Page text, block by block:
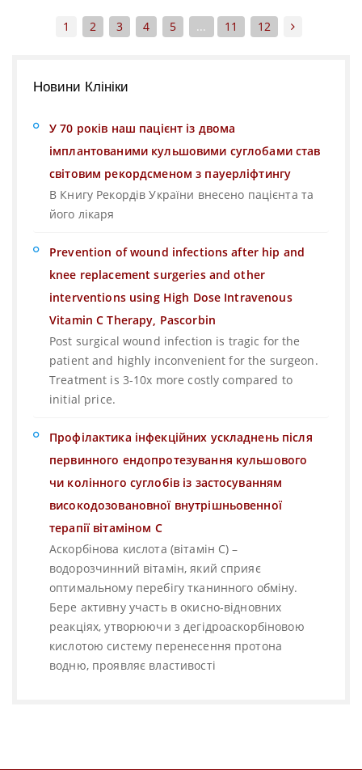
1 2 3 4 5 ... 11 12
Новини Клініки
У 70 років наш пацієнт із двома
імплантованими кульшовими суглобами став
світовим рекордсменом з пауерліфтингу
В Книгу Рекордів України внесено пацієнта та
його лікаря
Prevention of wound infections after hip and
knee replacement surgeries and other
interventions using High Dose Intravenous
Vitamin C Therapy, Pascorbin
Post surgical wound infection is tragic for the
patient and highly inconvenient for the surgeon.
Treatment is 3-10x more costly compared to
initial price.
Профілактика інфекційних ускладнень після
первинного ендопротезування кульшового
чи колінного суглобів із застосуванням
високодозовановної внутрішньовенної
терапії вітаміном С
Аскорбінова кислота (вітамін С) –
водорозчинний вітамін, який сприяє
оптимальному перебігу тканинного обміну.
Бере активну участь в окисно-відновних
реакціях, утворюючи з дегідроаскорбіновою
кислотою систему перенесення протона
водню, проявляє властивості